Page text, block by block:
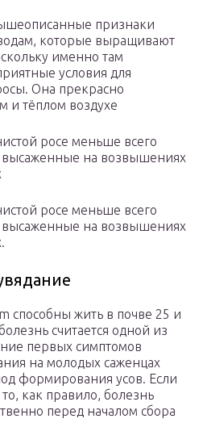
признаки
которые выращивают
именно там
условия для
Она прекрасно
и тёплом воздухе
росе меньше всего
на возвышениях
росе меньше всего
на возвышениях
способны жить в почве 25 и
считается одной из
первых симптомов
на молодых саженцах
формирования усов. Если
как правило, болезнь
перед началом сбора